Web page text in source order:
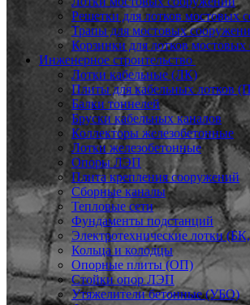
Решетки для лотков мостовых
Трапы для мостовых
Корзинки для лотков
Инженерное строительство
Лотки кабельные (ЛК)
Плиты для кабельных лотков
Балки тоннелей
Бруски кабельных каналов
Коллекторы железобетонные
Лотки железобетонные
Опоры ЛЭП
Плита крепления сооружений
Сборные каналы
Тепловые сети
Фундаменты подстанций
Электротехнические лотки
Кольца и колодцы
Опорные плиты (ОП)
Стойки опор ЛЭП
Утяжелители бетонные (УБО)